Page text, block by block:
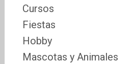
Cursos
Fiestas
Hobby
Mascotas y Animales